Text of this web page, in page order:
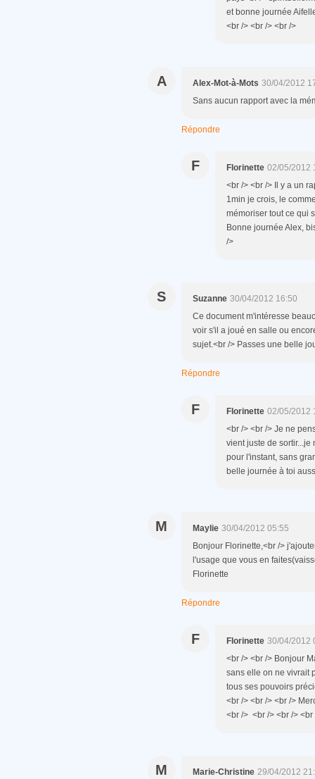
et bonne journée
<br /> <br /> <br />
A Alex-Mot-à-Mots 30/04/2012
Sans aucun rapport avec la
Répondre
F Florinette 02/05/2012
<br /> <br /> Il y a un
1min je crois, le
mémoriser tout ce qui
Bonne journée Alex,
/>
S Suzanne 30/04/2012 16:50
Ce document m'intéresse
voir s'il a joué en salle ou
sujet.<br /> Passes une belle
Répondre
F Florinette 02/05/2012
<br /> <br /> Je ne
vient juste de
pour l'instant, sans
belle journée à toi
M Maylie 30/04/2012 05:55
Bonjour Florinette,<br />
l'usage que vous en
Florinette
Répondre
F Florinette 30/04/2012
<br /> <br /> Bonjour
sans elle on ne vivrait
tous ses pouvoirs
<br /> <br /> <br />
<br /> <br /> <br /> <br
M Marie-Christine 29/04/2012